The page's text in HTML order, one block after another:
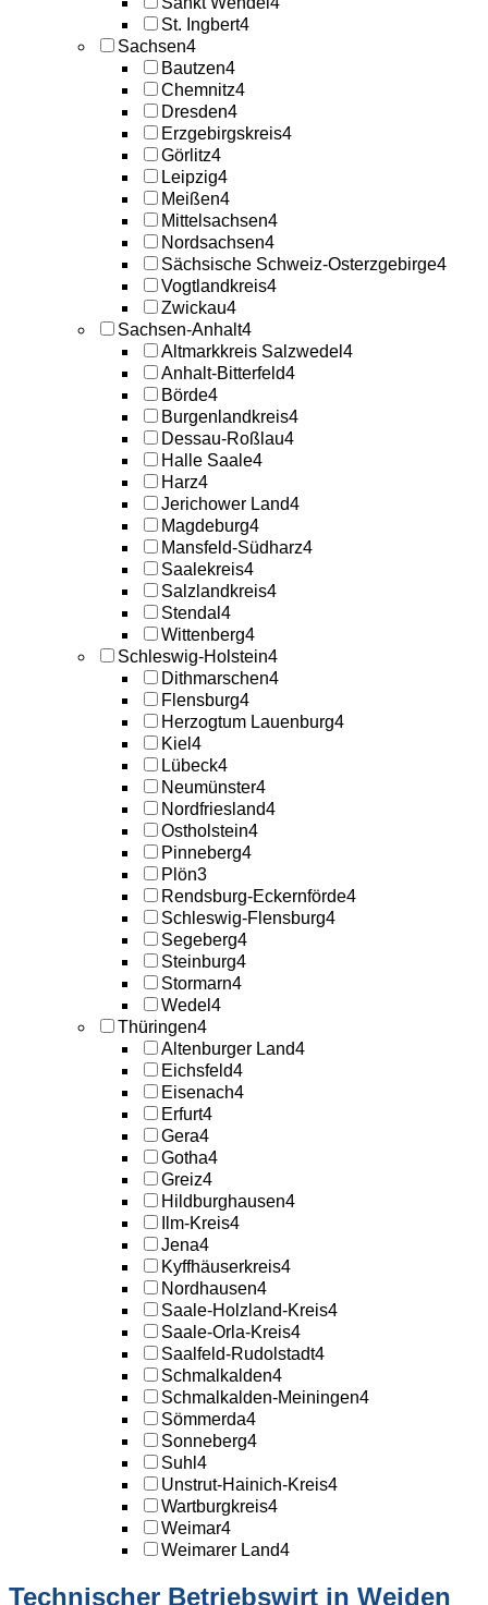
St. Ingbert4
Sachsen4
Bautzen4
Chemnitz4
Dresden4
Erzgebirgskreis4
Görlitz4
Leipzig4
Meißen4
Mittelsachsen4
Nordsachsen4
Sächsische Schweiz-Osterzgebirge4
Vogtlandkreis4
Zwickau4
Sachsen-Anhalt4
Altmarkkreis Salzwedel 4
Anhalt-Bitterfeld4
Börde4
Burgenlandkreis4
Dessau-Roßlau4
Halle Saale4
Harz4
Jerichower Land4
Magdeburg4
Mansfeld-Südharz4
Saalekreis4
Salzlandkreis4
Stendal 4
Wittenberg4
Schleswig-Holstein4
Dithmarschen4
Flensburg4
Herzogtum Lauenburg4
Kiel 4
Lübeck4
Neumünster4
Nordfriesland4
Ostholstein4
Pinneberg4
Plön3
Rendsburg-Eckernförde4
Schleswig-Flensburg4
Segeberg4
Steinburg4
Stormarn4
Wedel 4
Thüringen4
Altenburger Land4
Eichsfeld4
Eisenach4
Erfurt4
Gera4
Gotha4
Greiz4
Hildburghausen4
Ilm-Kreis4
Jena4
Kyffhäuserkreis4
Nordhausen4
Saale-Holzland-Kreis4
Saale-Orla-Kreis4
Saalfeld-Rudolstadt4
Schmalkalden4
Schmalkalden-Meiningen4
Sömmerda4
Sonneberg4
Suhl 4
Unstrut-Hainich-Kreis4
Wartburgkreis4
Weimar4
Weimarer Land4
Technischer Betriebswirt in Weiden